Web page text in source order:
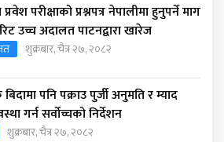
परीक्षाको प्रश्नपत्र नेपालीमा हुनुपर्ने माग
उच्च अदालत पाटनद्वारा खारेज
शुक्रबार, चैत्र २७, २०८२
पनि पक्राउ पुर्जी अनुमति र म्याद
गर्न सर्वोच्चको निर्देशन
शुक्रबार, चैत्र २७, २०८२